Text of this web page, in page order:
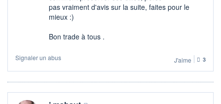
pas vraiment d'avis sur la suite, faites pour le
mieux :)
Bon trade à tous .
Signaler un abus J'aime 3